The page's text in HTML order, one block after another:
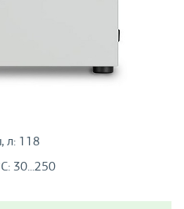
л: 118
30...250